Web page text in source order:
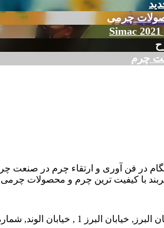
چرمی
چرم
در فن آوری و ارتقاء چرم در صنعت
با کیفیت ترین چرم و محصولات چرمی را
1 , خیابان الوند, شماره 38